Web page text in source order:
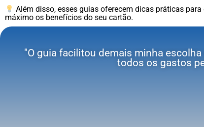
Além disso, esses guias oferecem dicas práticas
máximo os benefícios do seu cartão.
"O guia facilitou demais minha
todos os gastos